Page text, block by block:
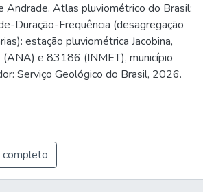
Andrade. Atlas pluviométrico do Brasil:
Duração-Frequência (desagregação
estação pluviométrica Jacobina,
e 83186 (INMET), município
Serviço Geológico do Brasil, 2026.
completo